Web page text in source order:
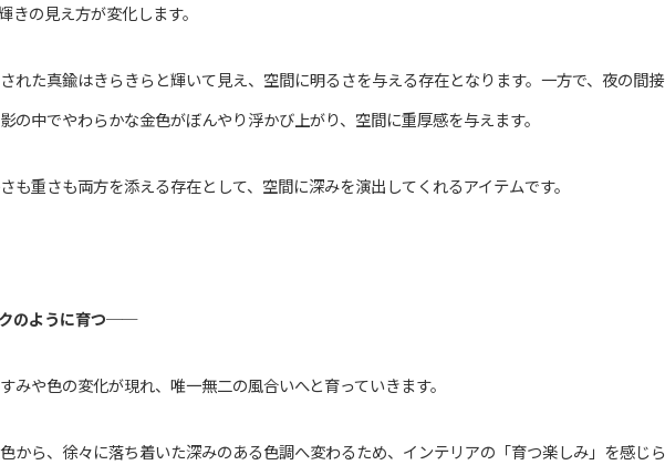
きの見え方が変化します。
れた真鍮はきらきらと輝いて見え、空間に明るさを与える存在となります。一方で、夜の間接
の中でやわらかな金色がぼんやり浮かび上がり、空間に重厚感を与えます。
も重さも両方を添える存在として、空間に深みを演出してくれるアイテムです。
のように育つ──
みや色の変化が現れ、唯一無二の風合いへと育っていきます。
から、徐々に落ち着いた深みのある色調へ変わるため、インテリアの「育つ楽しみ」を感じら